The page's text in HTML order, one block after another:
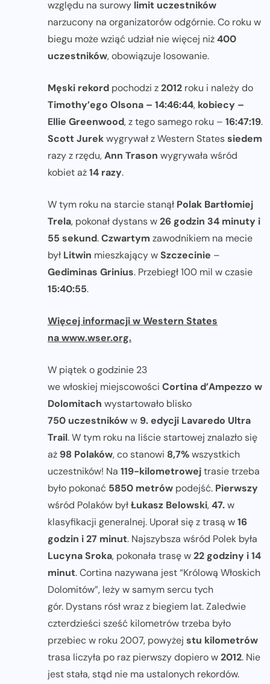
względu na surowy limit uczestników
narzucony na organizatorów odgórnie. Co roku w
biegu może wziąć udział nie więcej niż400
uczestników, obowiązuje losowanie.
Męski rekord pochodzi z2012 roku i należy do
Timothy’ego Olsona – 14:46:44, kobiecy –
Ellie Greenwood, z tego samego roku – 16:47:19.
Scott Jurekwygrywał z Western Statessiedem
razy z rzędu,Ann Trason wygrywała wśród
kobiet aż14 razy.
W tym roku na starcie stanął Polak Bartłomiej
Trela, pokonał dystans w26 godzin 34 minuty i
55 sekund.Czwartym zawodnikiem na mecie
był Litwin mieszkający wSzczecinie –
Gediminas Grinius. Przebiegł 100 mil w czasie
15:40:55.
Więcej informacji w Western States
na www.wser.org.
W piątek o godzinie 23
we włoskiej miejscowości Cortina d’Ampezzo w
Dolomitach wystartowało blisko
750 uczestnikóww 9. edycji Lavaredo Ultra
Trail. W tym roku na liście startowej znalazło się
aż 98 Polaków, co stanowi 8,7%wszystkich
uczestników! Na 119-kilometrowejtrasie trzeba
było pokonać 5850 metrów podejść. Pierwszy
wśród Polaków byłŁukasz Belowski,47.w
klasyfikacji generalnej. Uporał się z trasą w16
godzin i 27 minut. Najszybsza wśród Polek była
Lucyna Sroka, pokonała trasę w22 godziny i 14
minut. Cortina nazywana jest “Królową Włoskich
Dolomitów”, leży w samym sercu tych
gór. Dystans rósł wraz z biegiem lat. Zaledwie
czterdzieści sześć kilometrów trzeba było
przebiec w roku 2007, powyżej stu kilometrów
trasa liczyła po raz pierwszy dopiero w2012. Nie
jest stała, stąd nie ma ustalonych rekordów.